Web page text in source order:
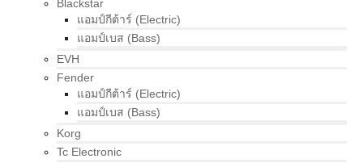
Blackstar
แอมป์กีต้าร์ (Electric)
แอมป์เบส (Bass)
EVH
Fender
แอมป์กีต้าร์ (Electric)
แอมป์เบส (Bass)
Korg
Tc Electronic